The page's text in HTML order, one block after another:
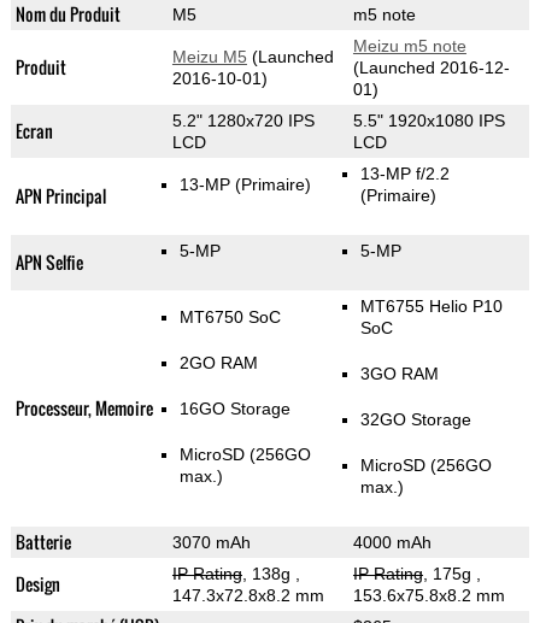
Nom du Produit M5 m5 note
Produit Meizu M5 (Launched
2016-10-01)
Meizu m5 note
(Launched 2016-12-
01)
Ecran
5.2" 1280x720 IPS
LCD
5.5" 1920x1080 IPS
LCD
APN Principal 13-MP (Primaire)
13-MP f/2.2
(Primaire)
APN Selfie 5-MP 5-MP
Processeur, Memoire
MT6750 SoC
2GO RAM
16GO Storage
MicroSD (256GO
max.)
MT6755 Helio P10
SoC
3GO RAM
32GO Storage
MicroSD (256GO
max.)
Batterie 3070 mAh 4000 mAh
Design IP Rating, 138g
147.3x72.8x8.2 mm
IP Rating, 175g
153.6x75.8x8.2 mm